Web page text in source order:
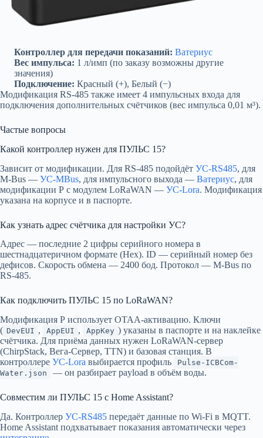
Контроллер для передачи показаний: Ватериус
Вес импульса: 1 л/имп (по заказу возможны другие
значения)
Подключение: Красный (+), Белый (−)
Модификация RS-485 также имеет 4 импульсных входа для
подключения дополнительных счётчиков (вес импульса 0,01 м³).
Частые вопросы
Какой контроллер нужен для ПУЛЬС 15?
Зависит от модификации. Для RS-485 подойдёт УС-RS485, для
M-Bus — УС-MBus, для импульсного выхода — Ватериус, для
модификации Р с модулем LoRaWAN — УС-Lora. Модификация
указана на корпусе и в паспорте.
Как узнать адрес счётчика для настройки УС?
Адрес — последние 2 цифры серийного номера в
шестнадцатеричном формате (Hex). ID — серийный номер без
дефисов. Скорость обмена — 2400 бод. Протокол — M-Bus по
RS-485.
Как подключить ПУЛЬС 15 по LoRaWAN?
Модификация Р использует OTAA-активацию. Ключи
( DevEUI , AppEUI , AppKey ) указаны в паспорте и на наклейке
счётчика. Для приёма данных нужен LoRaWAN-сервер
(ChirpStack, Вега-Сервер, TTN) и базовая станция. В
контроллере УС-Lora выбирается профиль
Pulse-ICBCom-
Water.json
— он разбирает payload в объём воды.
Совместим ли ПУЛЬС 15 с Home Assistant?
Да. Контроллер УС-RS485 передаёт данные по Wi-Fi в MQTT.
Home Assistant подхватывает показания автоматически через